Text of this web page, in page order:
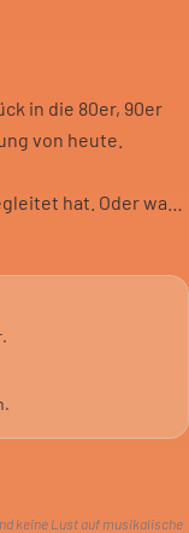
in die 80er, 90er
von heute.
hat. Oder was
voll, es wird
für eine Nacht
oder einfach nur
keine Lust auf musikalische